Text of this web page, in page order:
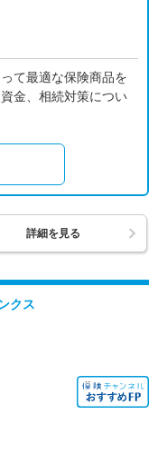
て最適な保険商品を
金、相続対策につい
詳細を見る
クス